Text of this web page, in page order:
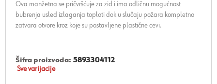
Ova manžetna se pričvršćuje za zid i ima odličnu mogućnost
bubrenja usled izlaganja toploti dok u slučaju požara kompletno
zatvara otvore kroz koje su postavljene plastične cevi.
Šifra proizvoda: 5893304112
Sve varijacije